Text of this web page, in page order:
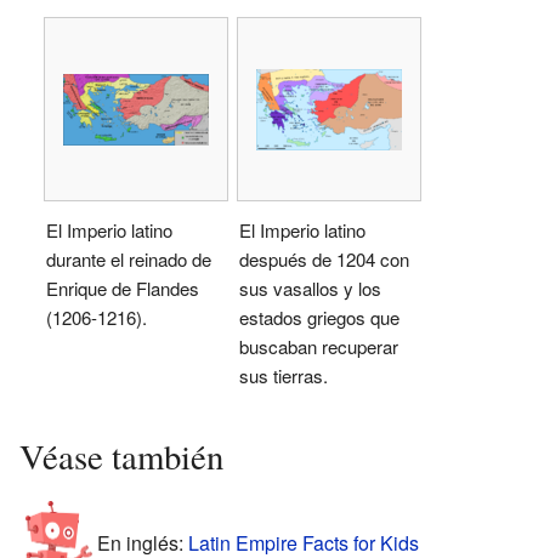
El Imperio latino
durante el reinado de
Enrique de Flandes
(1206-1216).
El Imperio latino
después de 1204 con
sus vasallos y los
estados griegos que
buscaban recuperar
sus tierras.
Véase también
En inglés: Latin Empire Facts for Kids